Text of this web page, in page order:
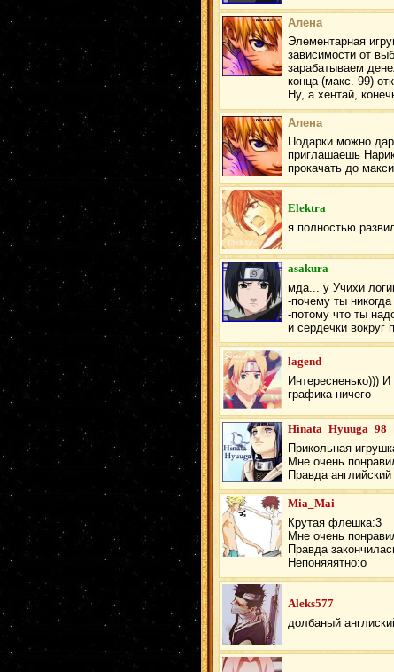
Алена
Элементарная
зависимости от
зарабатываем
конца (макс. 99)
Ну, а хентай,
Алена
Подарки можно
приглашаешь
прокачать до
Elektra
я полностью
asakura
мда... у Учихи
-почему ты
-потому что ты
и сердечки вокруг
lagend
Интересненько)))
графика ничего
Hinata_Hyuuga_98
Прикольная
Мне очень
Правда
Mia_Mai
Крутая флешка:3
Мне очень
Правда
Непоняяятно:о
Aleks577
долбаный